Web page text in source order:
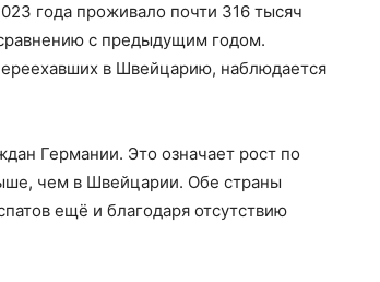
года проживало почти 316 тысяч
с предыдущим годом.
в Швейцарию, наблюдается
Германии. Это означает рост по
чем в Швейцарии. Обе страны
ещё и благодаря отсутствию